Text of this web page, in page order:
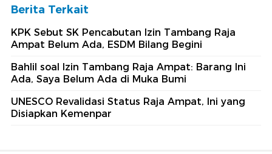
Berita Terkait
KPK Sebut SK Pencabutan Izin Tambang Raja
Ampat Belum Ada, ESDM Bilang Begini
Bahlil soal Izin Tambang Raja Ampat: Barang Ini
Ada, Saya Belum Ada di Muka Bumi
UNESCO Revalidasi Status Raja Ampat, Ini yang
Disiapkan Kemenpar